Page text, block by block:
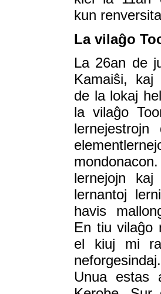
kun
La vilaĝo
La 26an de
Kamaiŝi, kaj
de la lokaj
la vilaĝo
lernejojn
lernantoj
havis
En tiu vilaĝo
el kiuj mi
neforgesindaj.
Unua estas